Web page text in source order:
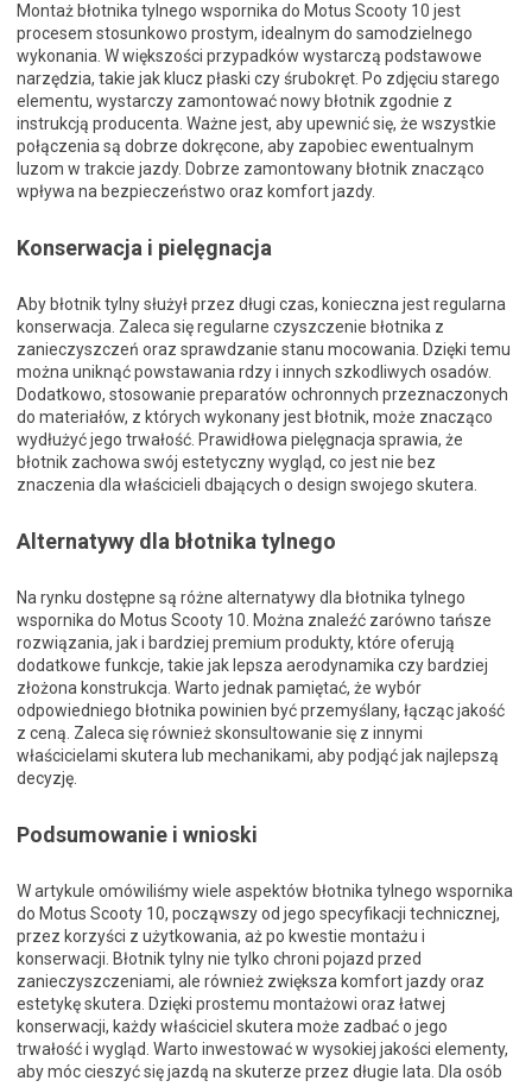
Montaż błotnika tylnego wspornika do Motus Scooty 10 jest
procesem stosunkowo prostym, idealnym do samodzielnego
wykonania. W większości przypadków wystarczą podstawowe
narzędzia, takie jak klucz płaski czy śrubokręt. Po zdjęciu starego
elementu, wystarczy zamontować nowy błotnik zgodnie z
instrukcją producenta. Ważne jest, aby upewnić się, że wszystkie
połączenia są dobrze dokręcone, aby zapobiec ewentualnym
luzom w trakcie jazdy. Dobrze zamontowany błotnik znacząco
wpływa na bezpieczeństwo oraz komfort jazdy.
Konserwacja i pielęgnacja
Aby błotnik tylny służył przez długi czas, konieczna jest regularna
konserwacja. Zaleca się regularne czyszczenie błotnika z
zanieczyszczeń oraz sprawdzanie stanu mocowania. Dzięki temu
można uniknąć powstawania rdzy i innych szkodliwych osadów.
Dodatkowo, stosowanie preparatów ochronnych przeznaczonych
do materiałów, z których wykonany jest błotnik, może znacząco
wydłużyć jego trwałość. Prawidłowa pielęgnacja sprawia, że
błotnik zachowa swój estetyczny wygląd, co jest nie bez
znaczenia dla właścicieli dbających o design swojego skutera.
Alternatywy dla błotnika tylnego
Na rynku dostępne są różne alternatywy dla błotnika tylnego
wspornika do Motus Scooty 10. Można znaleźć zarówno tańsze
rozwiązania, jak i bardziej premium produkty, które oferują
dodatkowe funkcje, takie jak lepsza aerodynamika czy bardziej
złożona konstrukcja. Warto jednak pamiętać, że wybór
odpowiedniego błotnika powinien być przemyślany, łącząc jakość
z ceną. Zaleca się również skonsultowanie się z innymi
właścicielami skutera lub mechanikami, aby podjąć jak najlepszą
decyzję.
Podsumowanie i wnioski
W artykule omówiliśmy wiele aspektów błotnika tylnego wspornika
do Motus Scooty 10, począwszy od jego specyfikacji technicznej,
przez korzyści z użytkowania, aż po kwestie montażu i
konserwacji. Błotnik tylny nie tylko chroni pojazd przed
zanieczyszczeniami, ale również zwiększa komfort jazdy oraz
estetykę skutera. Dzięki prostemu montażowi oraz łatwej
konserwacji, każdy właściciel skutera może zadbać o jego
trwałość i wygląd. Warto inwestować w wysokiej jakości elementy,
aby móc cieszyć się jazdą na skuterze przez długie lata. Dla osób